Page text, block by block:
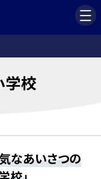
学校
なあいさつの